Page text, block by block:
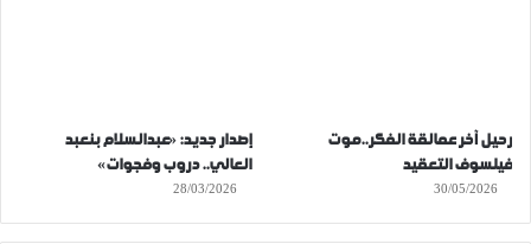
رحيل آخر عمالقة الفكر..موت
فيلسوف التعقيد
30/05/2026
إصدار جديد: «عبدالسلام بنعبد
العالي.. دروب وفجوات»
28/03/2026